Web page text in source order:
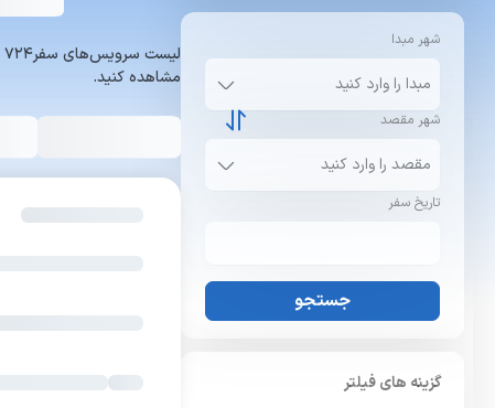
شهر مبدا
شهر مقصد
تاریخ سفر
جستجو
گزینه های فیلتر
مشاهده کنید.